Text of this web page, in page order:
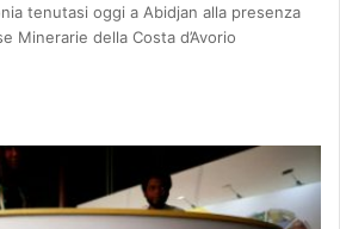
tenutasi oggi a Abidjan alla presenza
Minerarie della Costa d’Avorio